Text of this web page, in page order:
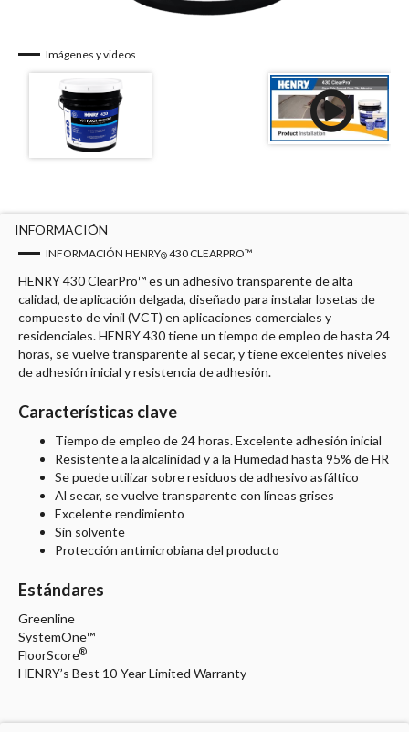
Imágenes y videos
INFORMACIÓN
INFORMACIÓN HENRY®430 CLEARPRO™
HENRY 430 ClearPro™ es un adhesivo transparente de alta
calidad, de aplicación delgada, diseñado para instalar losetas de
compuesto de vinil (VCT) en aplicaciones comerciales y
residenciales. HENRY 430 tiene un tiempo de empleo de hasta 24
horas, se vuelve transparente al secar, y tiene excelentes niveles
de adhesión inicial y resistencia de adhesión.
Características clave
Tiempo de empleo de 24 horas. Excelente adhesión inicial
Resistente a la alcalinidad y a la Humedad hasta 95% de HR
Se puede utilizar sobre residuos de adhesivo asfáltico
Al secar, se vuelve transparente con líneas grises
Excelente rendimiento
Sin solvente
Protección antimicrobiana del producto
Estándares
Greenline
SystemOne™
FloorScore®
HENRY’s Best 10-Year Limited Warranty